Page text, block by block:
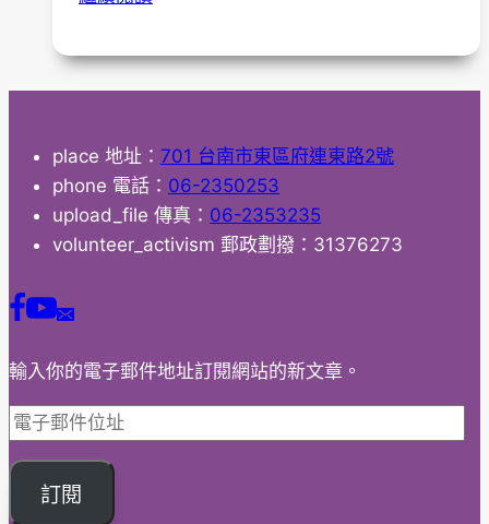
保
比
賽》
place 地址： 701 台南市東區府連東路2號
phone 電話： 06-2350253
upload_file 傳真： 06-2353235
volunteer_activism 郵政劃撥：31376273
輸入你的電子郵件地址訂閱網站的新文章。
電
子
郵
訂閱